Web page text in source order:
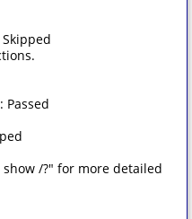
Passed
/?" for more detailed